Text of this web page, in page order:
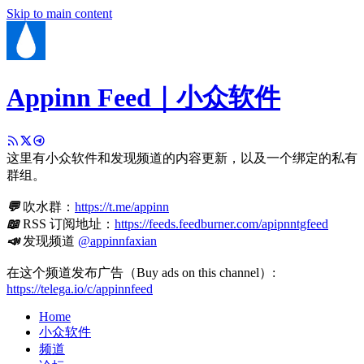
Skip to main content
Appinn Feed｜小众软件
这里有小众软件和发现频道的内容更新，以及一个绑定的私有
群组。
💬吹水群： https://t.me/appinn
📖RSS 订阅地址： https://feeds.feedburner.com/apipnntgfeed
📣发现频道 @appinnfaxian
在这个频道发布广告（Buy ads on this channel）:
https://telega.io/c/appinnfeed
Home
小众软件
频道